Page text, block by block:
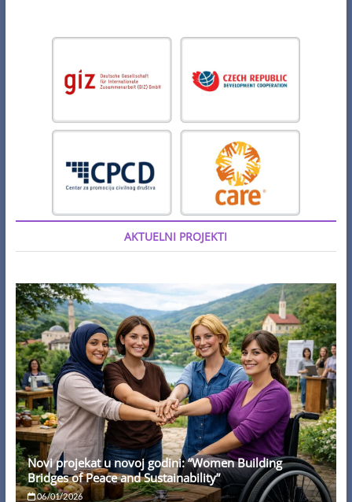
AKTUELNI PROJEKTI
Novi projekat u novoj godini: “Women Building
Bridges of Peace and Sustainability”
06/01/2026